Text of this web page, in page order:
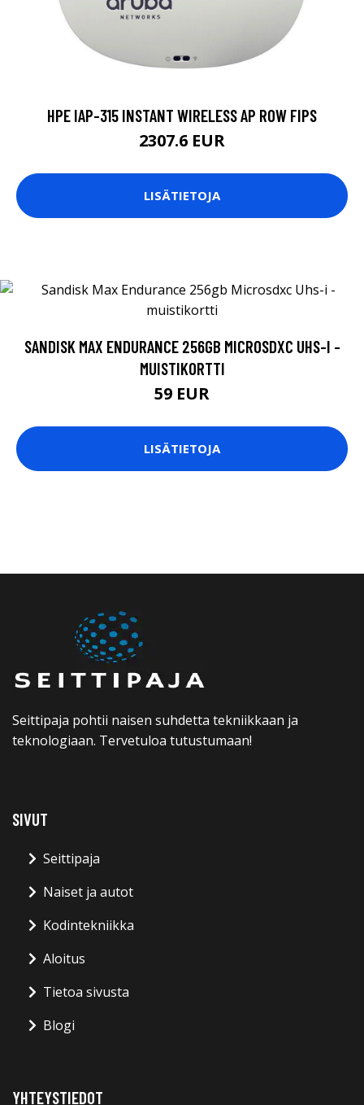
HPE IAP-315 INSTANT WIRELESS AP ROW FIPS
2307.6 EUR
LISÄTIETOJA
SANDISK MAX ENDURANCE 256GB MICROSDXC UHS-I -
MUISTIKORTTI
59 EUR
LISÄTIETOJA
Seittipaja pohtii naisen suhdetta tekniikkaan ja
teknologiaan. Tervetuloa tutustumaan!
SIVUT
Seittipaja
Naiset ja autot
Kodintekniikka
Aloitus
Tietoa sivusta
Blogi
YHTEYSTIEDOT